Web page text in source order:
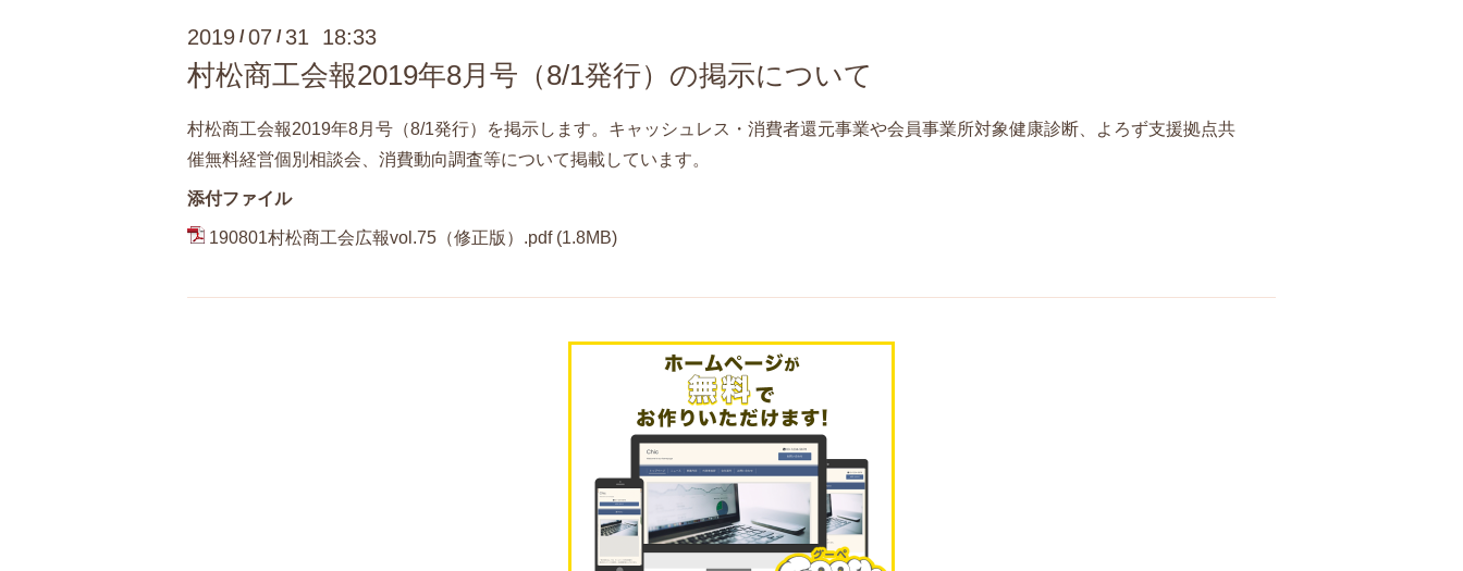
2019 /07 / 31 18:33
村松商工会報2019年8月号（8/1発行）の掲示について
村松商工会報2019年8月号（8/1発行）を掲示します。キャッシュレス・消費者還元事業や会員事業所対象健康診断、よろず支援拠点共
催無料経営個別相談会、消費動向調査等について掲載しています。
添付ファイル
190801村松商工会広報vol.75（修正版）.pdf (1.8MB)